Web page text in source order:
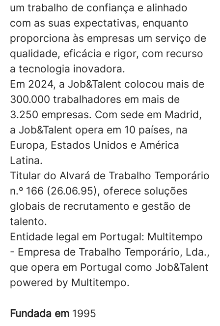
um trabalho de confiança e alinhado
com as suas expectativas, enquanto
proporciona às empresas um serviço de
qualidade, eficácia e rigor, com recurso
a tecnologia inovadora.
Em 2024, a Job&Talent colocou mais de
300.000 trabalhadores em mais de
3.250 empresas. Com sede em Madrid,
a Job&Talent opera em 10 países, na
Europa, Estados Unidos e América
Latina.
Titular do Alvará de Trabalho Temporário
n.º 166 (26.06.95), oferece soluções
globais de recrutamento e gestão de
talento.
Entidade legal em Portugal: Multitempo
- Empresa de Trabalho Temporário, Lda.,
que opera em Portugal como Job&Talent
powered by Multitempo.
Fundada em 1995